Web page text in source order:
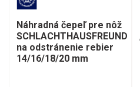
Náhradná čepeľ pre nôž
SCHLACHTHAUSFREUND
na odstránenie rebier
14/16/18/20 mm